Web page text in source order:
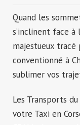
Quand les
s’inclinent face à
majestueux tracé
conventionné à
sublimer vos
Les Transports
votre Taxi en